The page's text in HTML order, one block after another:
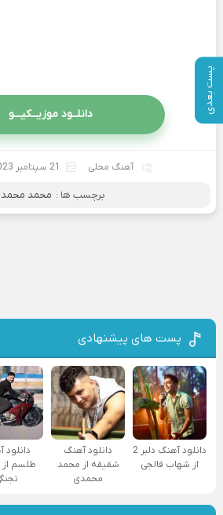
پست بعدی دانلــود موزیــکیـــو
آهنگ محلی 21 سپتامبر 2023
برچسب ها : محمد
پست های پیشنهادی
دانلود آهنگ دلبر 2
از شهاب فالجی
دانلود آهنگ
شقیقه از محمد
محمدی
دانلود
طلسم از